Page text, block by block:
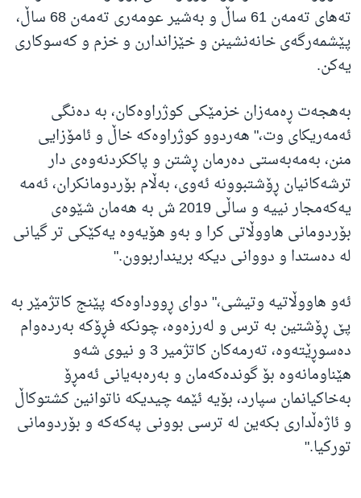
تەهای تەمەن 61 ساڵ و بەشیر عومەری تەمەن 68 ساڵ،
پێشمەرگەی خانەنشینن و خێزاندارن و خزم و کەسوکاری
یەکن.
بەهجەت ڕەمەزان خزمێکی کوژراوەکان، بە دەنگی
ئەمەریکای وت،" هەردوو کوژراوەکە خاڵ و ئامۆزایی
منن، بەمەبەستی دەرمان ڕشتن و پاککردنەوەی دار
ترشەکانیان ڕۆشتبوونە ئەوی، بەڵام بۆردومانکران، ئەمە
یەکەمجار نییە و ساڵی 2019 ش بە هەمان شێوەی
بۆردومانی هاووڵاتی کرا و بەو هۆیەوە یەکێکی تر گیانی
لە دەستدا و دووانی دیکە برینداربوون."
ئەو هاووڵاتیە وتیشی،" دوای ڕووداوەکە پێنج کاتژمێر بە
پێ ڕۆشتین بە ترس و لەرزەوە، چونکە فڕۆکە بەردەوام
دەسوڕێتەوە، تەرمەکان کاتژمیر 3 و نیوی شەو
هێناومانەوە بۆ گوندەکەمان و بەرەبەیانی ئەمڕۆ
بەخاکیانمان سپارد، بۆیە ئێمە چیدیکە ناتوانین کشتوکاڵ
و ئاژەڵداری بکەین لە ترسی بوونی پەکەکە و بۆردومانی
تورکیا."